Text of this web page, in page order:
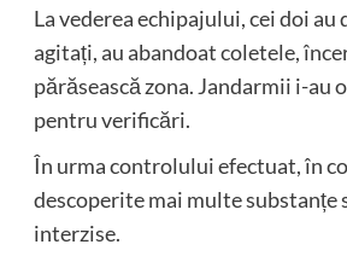
La vederea echipajului, cei doi
agitați, au abandoat coletele,
părăsească zona. Jandarmii i-au
pentru verificări.
În urma controlului efectuat, în
descoperite mai multe substanțe
interzise.